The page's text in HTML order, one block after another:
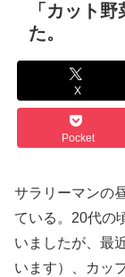
「カット
た。
X
Pocket
サラリーマンの
ている。20代の
いましたが、最
います）、カッ